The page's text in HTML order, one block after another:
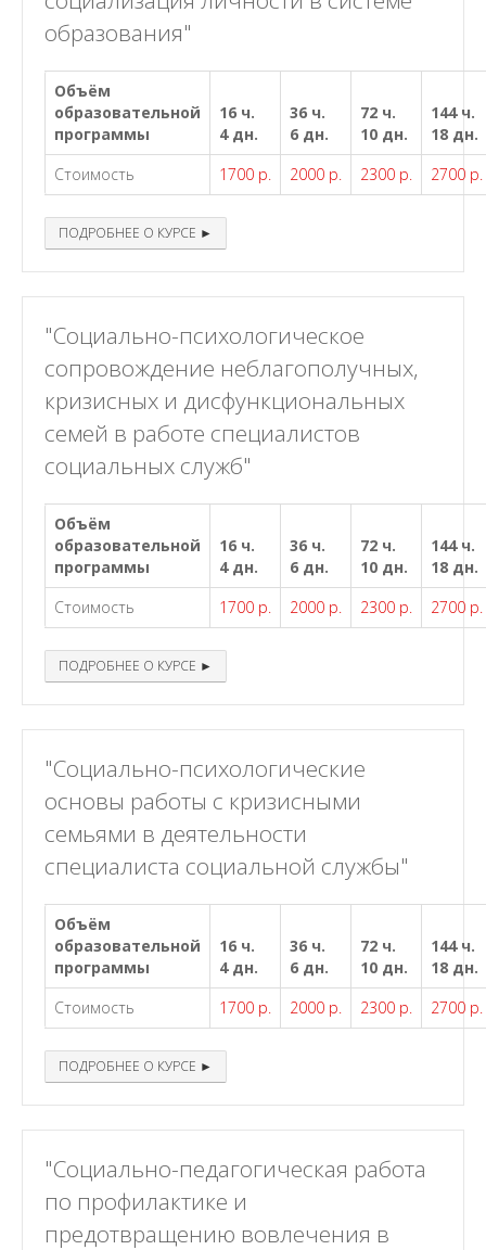
образования"
Объём
образовательной
программы
16 ч.
4 дн.
36 ч.
6 дн.
72 ч.
10 дн.
144 ч.
18 дн.
Стоимость
1700 р. 2000 р. 2300 р. 2700 р.
ПОДРОБНЕЕ О КУРСЕ ►
"Социально-психологическое
сопровождение неблагополучных,
кризисных и дисфункциональных
семей в работе специалистов
социальных служб"
Объём
образовательной
программы
16 ч.
4 дн.
36 ч.
6 дн.
72 ч.
10 дн.
144 ч.
18 дн.
Стоимость
1700 р. 2000 р. 2300 р. 2700 р.
ПОДРОБНЕЕ О КУРСЕ ►
"Социально-психологические
основы работы с кризисными
семьями в деятельности
специалиста социальной службы"
Объём
образовательной
программы
16 ч.
4 дн.
36 ч.
6 дн.
72 ч.
10 дн.
144 ч.
18 дн.
Стоимость
1700 р. 2000 р. 2300 р. 2700 р.
ПОДРОБНЕЕ О КУРСЕ ►
"Социально-педагогическая работа
по профилактике и
предотвращению вовлечения в